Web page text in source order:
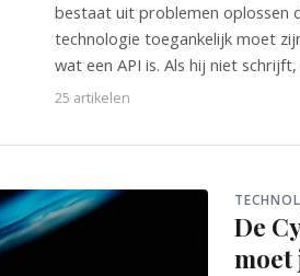
bestaat uit problemen oplossen
technologie toegankelijk moet
wat een API is. Als hij niet
25 artikelen
De